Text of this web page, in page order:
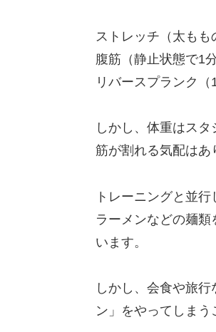
ストレッチ（太もも
腹筋（静止状態で1
リバースプランク（
しかし、体重はス
筋が割れる気配はあ
トレーニングと並
ラーメンなどの麺
います。
しかし、会食や旅
ン」をやってしまう